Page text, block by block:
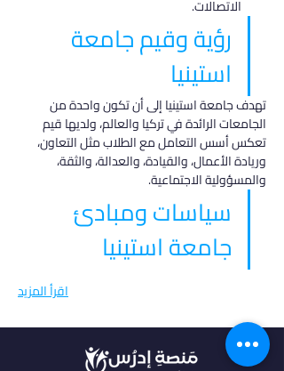
الاتصالات.
رؤية وقيم جامعة
استينيا
تهدف جامعة استينيا إلى أن تكون واحدة من
الجامعات الرائدة في تركيا والعالم، ولديها قيم
تعكس أسس التعامل مع الطلاب مثل التعاون،
وريادة الأعمال، والقيادة، والعدالة، والثقة،
والمسؤولية الاجتماعية.
سياسات ومبادئ
جامعة استينيا
اقرأ المزيد